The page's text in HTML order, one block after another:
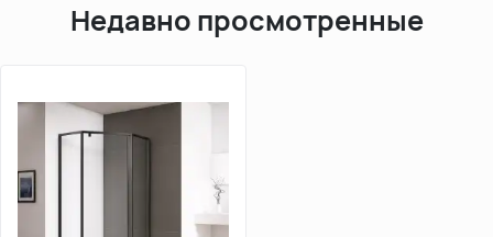
Недавно просмотренные